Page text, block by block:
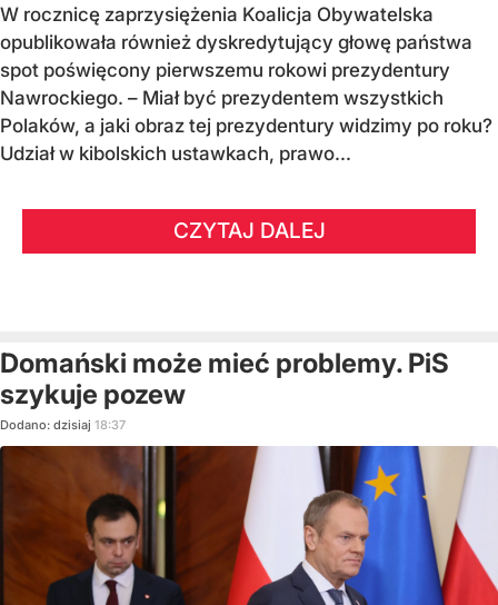
W rocznicę zaprzysiężenia Koalicja Obywatelska
opublikowała również dyskredytujący głowę państwa
spot poświęcony pierwszemu rokowi prezydentury
Nawrockiego. – Miał być prezydentem wszystkich
Polaków, a jaki obraz tej prezydentury widzimy po roku?
Udział w kibolskich ustawkach, prawo...
CZYTAJ DALEJ
Domański może mieć problemy. PiS
szykuje pozew
Dodano: dzisiaj 18:37